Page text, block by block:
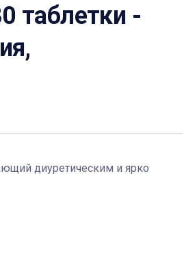
таблетки -
диуретическим и ярко